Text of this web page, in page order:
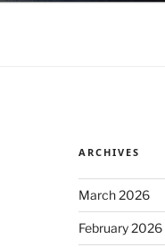
ARCHIVES
March 2026
February 2026